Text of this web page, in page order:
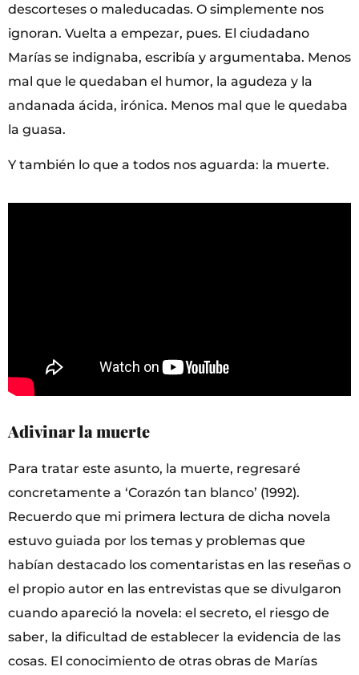
descorteses o maleducadas. O simplemente nos
ignoran. Vuelta a empezar, pues. El ciudadano
Marías se indignaba, escribía y argumentaba. Menos
mal que le quedaban el humor, la agudeza y la
andanada ácida, irónica. Menos mal que le quedaba
la guasa.
Y también lo que a todos nos aguarda: la muerte.
Adivinar la muerte
Para tratar este asunto, la muerte, regresaré
concretamente a ‘Corazón tan blanco’ (1992).
Recuerdo que mi primera lectura de dicha novela
estuvo guiada por los temas y problemas que
habían destacado los comentaristas en las reseñas o
el propio autor en las entrevistas que se divulgaron
cuando apareció la novela: el secreto, el riesgo de
saber, la dificultad de establecer la evidencia de las
cosas. El conocimiento de otras obras de Marías